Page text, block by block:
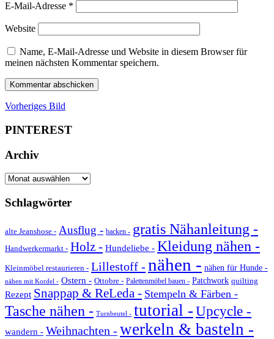
E-Mail-Adresse *
Website
Name, E-Mail-Adresse und Website in diesem Browser für
meinen nächsten Kommentar speichern.
Vorheriges Bild
PINTEREST
Archiv
Archiv
Schlagwörter
alte Jeanshose - Ausflug - backen - gratis Nähanleitung -
Handwerkermarkt - Holz - Hundeliebe - Kleidung nähen -
Kleinmöbel restaurieren - Lillestoff - nähen - nähen für Hunde -
nähen mit Kordel - Ostern - Ottobre - Palettenmöbel bauen - Patchwork quilting
Rezept Snappap & ReLeda - Stempeln & Färben -
Tasche nähen - Turnbeutel - tutorial -Upcycle -
wandern - Weihnachten - werkeln & basteln -